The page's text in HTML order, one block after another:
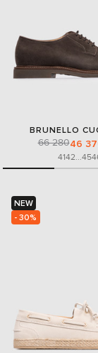
BRUNELLO
66 28046
4142...45
NEW
- 30%